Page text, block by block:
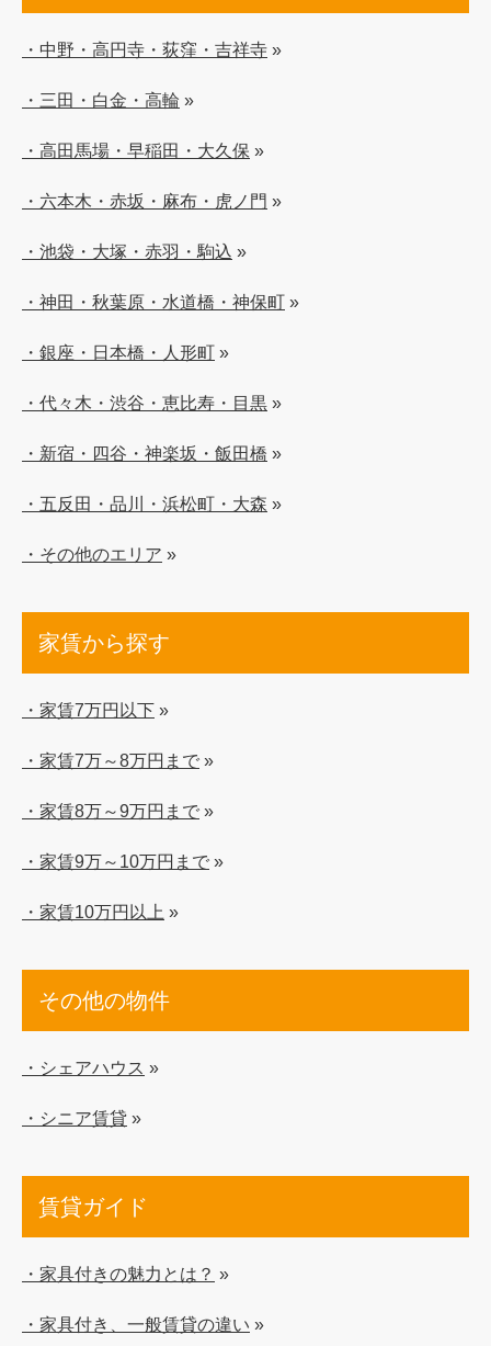
・中野・高円寺・荻窪・吉祥寺 »
・三田・白金・高輪 »
・高田馬場・早稲田・大久保 »
・六本木・赤坂・麻布・虎ノ門 »
・池袋・大塚・赤羽・駒込 »
・神田・秋葉原・水道橋・神保町 »
・銀座・日本橋・人形町 »
・代々木・渋谷・恵比寿・目黒 »
・新宿・四谷・神楽坂・飯田橋 »
・五反田・品川・浜松町・大森 »
・その他のエリア »
家賃から探す
・家賃7万円以下 »
・家賃7万～8万円まで »
・家賃8万～9万円まで »
・家賃9万～10万円まで »
・家賃10万円以上 »
その他の物件
・シェアハウス »
・シニア賃貸 »
賃貸ガイド
・家具付きの魅力とは？ »
・家具付き、一般賃貸の違い »